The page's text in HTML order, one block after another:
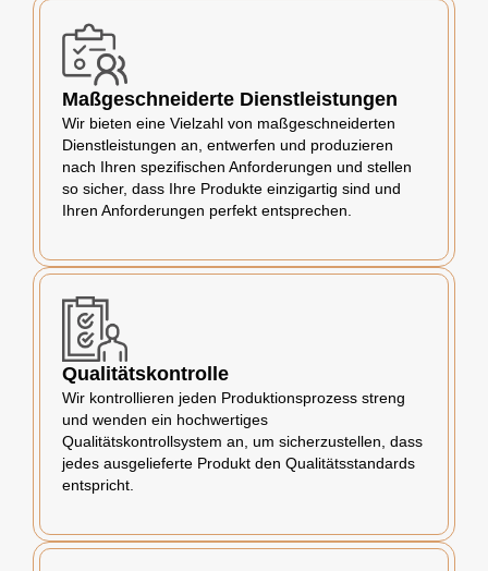
Maßgeschneiderte Dienstleistungen
Wir bieten eine Vielzahl von maßgeschneiderten
Dienstleistungen an, entwerfen und produzieren
nach Ihren spezifischen Anforderungen und stellen
so sicher, dass Ihre Produkte einzigartig sind und
Ihren Anforderungen perfekt entsprechen.
Qualitätskontrolle
Wir kontrollieren jeden Produktionsprozess streng
und wenden ein hochwertiges
Qualitätskontrollsystem an, um sicherzustellen, dass
jedes ausgelieferte Produkt den Qualitätsstandards
entspricht.